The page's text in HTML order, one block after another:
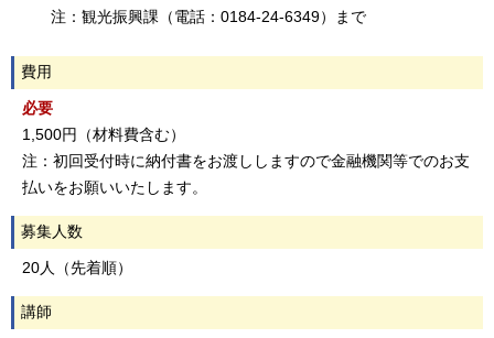
注：観光振興課（電話：0184-24-6349）まで
費用
必要
1,500円（材料費含む）
注：初回受付時に納付書をお渡ししますので金融機関等でのお支
払いをお願いいたします。
募集人数
20人（先着順）
講師